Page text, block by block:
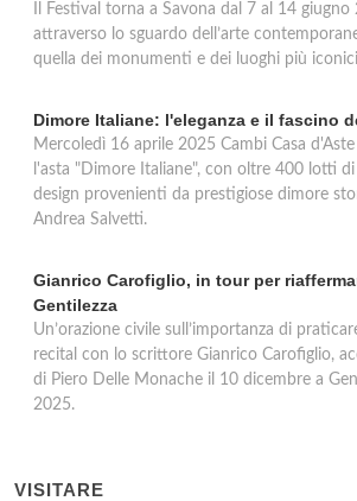
Il Festival torna a Savona dal 7 al 14 giugno
attraverso lo sguardo dell’arte
quella dei monumenti e dei luoghi più
Dimore Italiane: l'eleganza e il fascino
Mercoledì 16 aprile 2025 Cambi Casa
l'asta "Dimore Italiane", con oltre 400 lotti
design provenienti da prestigiose dimore
Andrea Salvetti.
Gianrico Carofiglio, in tour per
Gentilezza
Un’orazione civile sull’importanza di
recital con lo scrittore Gianrico Carofiglio,
di Piero Delle Monache il 10 dicembre a
2025.
VISITARE